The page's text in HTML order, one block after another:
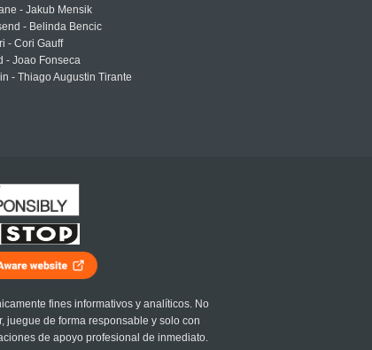
- Jakub Mensik
- Belinda Bencic
- Cori Gauff
- Joao Fonseca
- Thiago Augustin Tirante
fines informativos y analíticos. No
juegue de forma responsable y solo con
de apoyo profesional de inmediato.